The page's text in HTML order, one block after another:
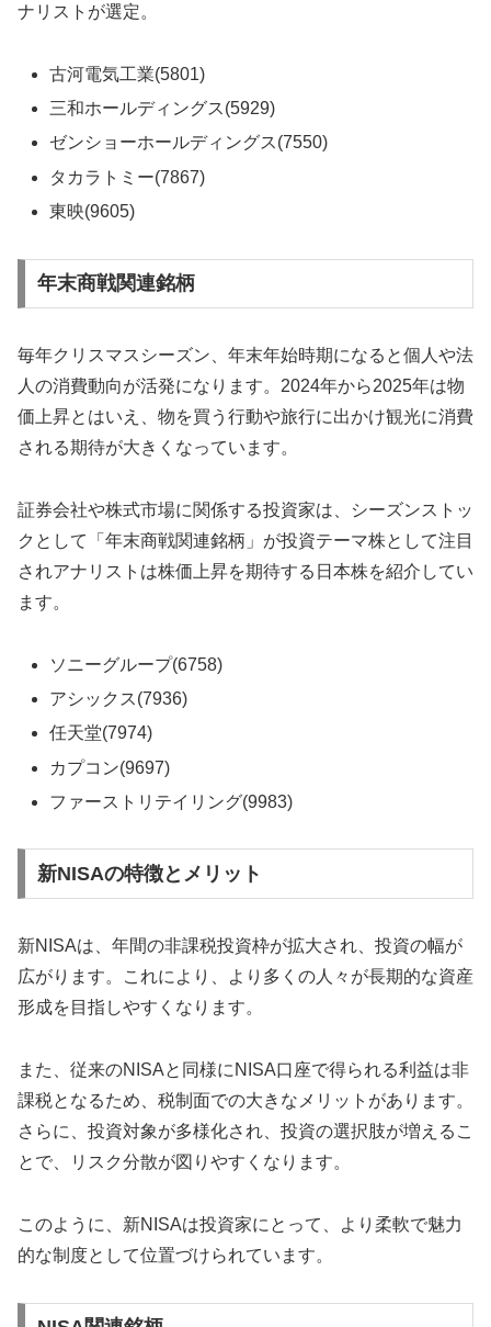
ナリストが選定。
古河電気工業(5801)
三和ホールディングス(5929)
ゼンショーホールディングス(7550)
タカラトミー(7867)
東映(9605)
年末商戦関連銘柄
毎年クリスマスシーズン、年末年始時期になると個人や法
人の消費動向が活発になります。2024年から2025年は物
価上昇とはいえ、物を買う行動や旅行に出かけ観光に消費
される期待が大きくなっています。
証券会社や株式市場に関係する投資家は、シーズンストッ
クとして「年末商戦関連銘柄」が投資テーマ株として注目
されアナリストは株価上昇を期待する日本株を紹介してい
ます。
ソニーグループ(6758)
アシックス(7936)
任天堂(7974)
カプコン(9697)
ファーストリテイリング(9983)
新NISAの特徴とメリット
新NISAは、年間の非課税投資枠が拡大され、投資の幅が
広がります。これにより、より多くの人々が長期的な資産
形成を目指しやすくなります。
また、従来のNISAと同様にNISA口座で得られる利益は非
課税となるため、税制面での大きなメリットがあります。
さらに、投資対象が多様化され、投資の選択肢が増えるこ
とで、リスク分散が図りやすくなります。
このように、新NISAは投資家にとって、より柔軟で魅力
的な制度として位置づけられています。